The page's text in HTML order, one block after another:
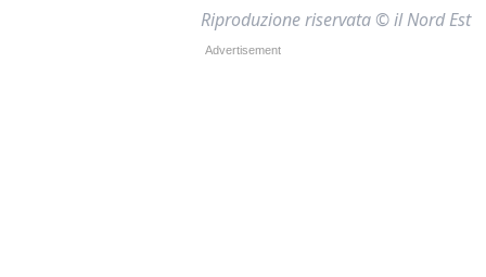
Riproduzione riservata © il Nord Est